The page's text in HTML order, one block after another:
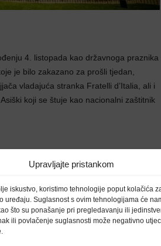
Upravljajte pristankom
iskustvo, koristimo tehnologije poput kolačića
uređaju. Suglasnost s ovim tehnologijama će
što su ponašanje pri pregledavanju ili
ili povlačenje suglasnosti može negativno
4. listopada kao državnoga praznika
je bilo zakazano za prošli tjedan,
vladajuća stranka Fratelli d’Italia, ali i
koji se štuje kao nacionalni zaštitnik
uklonjen s popisa državnih
stradalo nakon naftne krize i visoke
Tijelovo i Uzašašće. Do tada je Italija
trenutno ima dvanaest državnih
katoličke zemlje poput Poljske i